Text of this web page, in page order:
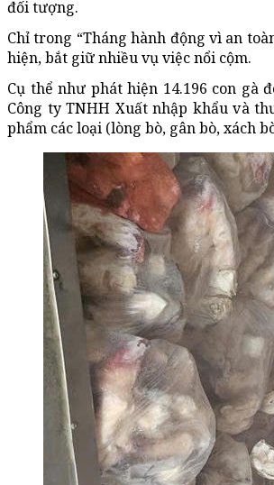
đối tượng.
Chỉ trong “Tháng hành động vì an
hiện, bắt giữ nhiều vụ việc nổi cộm.
Cụ thể như phát hiện 14.196 con gà
Công ty TNHH Xuất nhập khẩu và
phẩm các loại (lòng bò, gân bò, xách